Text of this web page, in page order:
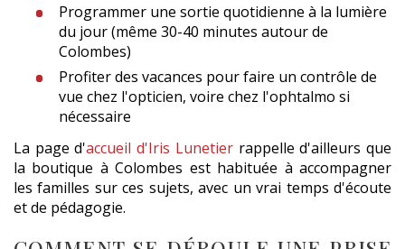
Programmer une sortie quotidienne à la lumière
du jour (même 30-40 minutes autour de
Colombes)
Profiter des vacances pour faire un contrôle de
vue chez l'opticien, voire chez l'ophtalmo si
nécessaire
La page d'accueil d'Iris Lunetierrappelle d'ailleurs que
la boutique à Colombes est habituée à accompagner
les familles sur ces sujets, avec un vrai temps d'écoute
et de pédagogie.